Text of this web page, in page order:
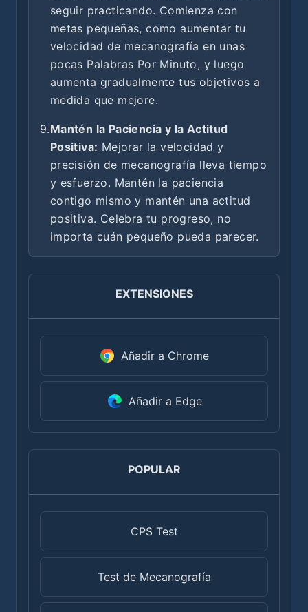
seguir practicando. Comienza con
metas pequeñas, como aumentar tu
velocidad de mecanografía en unas
pocas Palabras Por Minuto, y luego
aumenta gradualmente tus objetivos a
medida que mejore.
9.Mantén la Paciencia y la Actitud
Positiva: Mejorar la velocidad y
precisión de mecanografía lleva tiempo
y esfuerzo. Mantén la paciencia
contigo mismo y mantén una actitud
positiva. Celebra tu progreso, no
importa cuán pequeño pueda parecer.
EXTENSIONES
Añadir a Chrome
Añadir a Edge
POPULAR
CPS Test
Test de Mecanografía